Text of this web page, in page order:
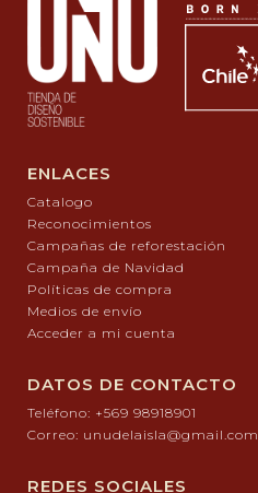
ENLACES
Catalogo
Reconocimientos
Campañas de reforestación
Campaña de Navidad
Políticas de compra
Medios de envío
Acceder a mi cuenta
DATOS DE CONTACTO
Teléfono: +569 98918901
Correo: unudelaisla@gmail.com
REDES SOCIALES